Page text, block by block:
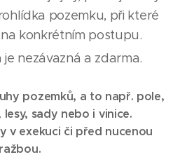
pozemku, při které
konkrétním postupu.
nezávazná a zdarma.
pozemků, a to např. pole,
sady nebo i vinice.
v exekuci či před nucenou